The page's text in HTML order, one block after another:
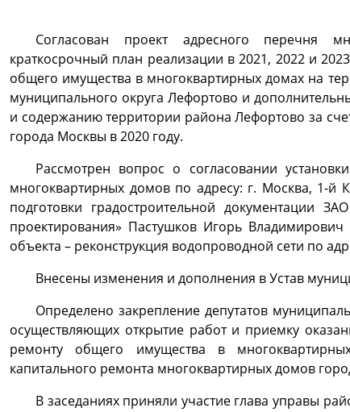
Согласован проект адресного перечня
краткосрочный план реализации в 2021, 2022 и
общего имущества в многоквартирных домах на
муниципального округа Лефортово и
и содержанию территории района Лефортово за
города Москвы в 2020 году.
Рассмотрен вопрос о согласовании
многоквартирных домов по адресу: г. Москва, 1-й
подготовки градостроительной документации
проектирования» Пастушков Игорь
объекта – реконструкция водопроводной сети по
Внесены изменения и дополнения в Устав
Определено закрепление депутатов
осуществляющих открытие работ и приемку
ремонту общего имущества в
капитального ремонта многоквартирных домов
В заседаниях приняли участие глава управы